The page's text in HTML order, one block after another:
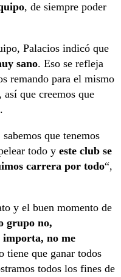
, de siempre poder
Palacios indicó que
sano. Eso se refleja
remando para el mismo
que creemos que
que tenemos
todo y este club se
carrera por todo“,
y el buen momento de
grupo no,
importa, no me
tiene que ganar todos
todos los fines de